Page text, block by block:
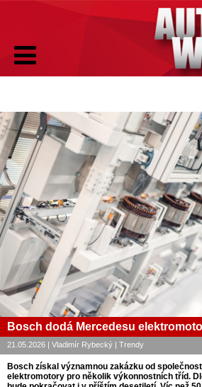
Bosch dodá Mercedesu
21.05.2026 | Vladimír Rybecký | Trendy
Bosch získal významnou zakázku od
elektromotory pro několik výkonnostních tříd.